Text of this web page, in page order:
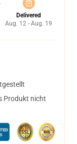
Delivered
Aug. 12 - Aug. 19
Produkt nicht